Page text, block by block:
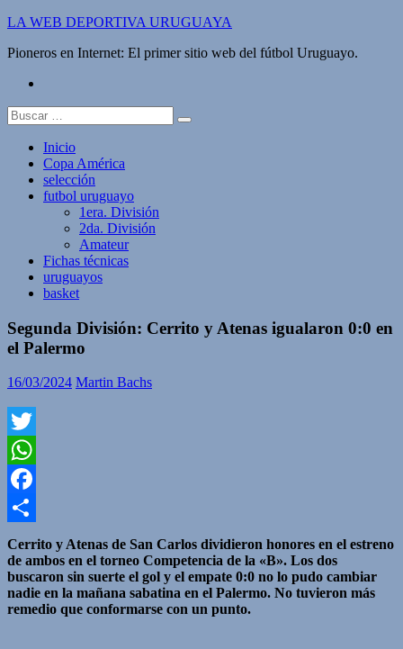
Saltar
contenido
LA WEB DEPORTIVA URUGUAYA
Pioneros en Internet: El primer sitio web del fútbol Uruguayo.
Buscar:
Inicio
Copa América
selección
futbol uruguayo
1era. División
2da. División
Amateur
Fichas técnicas
uruguayos
basket
Segunda División: Cerrito y Atenas igualaron 0:0 en
el Palermo
16/03/2024 Martin Bachs
Twitter
WhatsApp
Facebook
Compartir
Cerrito y Atenas de San Carlos dividieron honores en el estreno
de ambos en el torneo Competencia de la «B». Los dos
buscaron sin suerte el gol y el empate 0:0 no lo pudo cambiar
nadie en la mañana sabatina en el Palermo. No tuvieron más
remedio que conformarse con un punto.